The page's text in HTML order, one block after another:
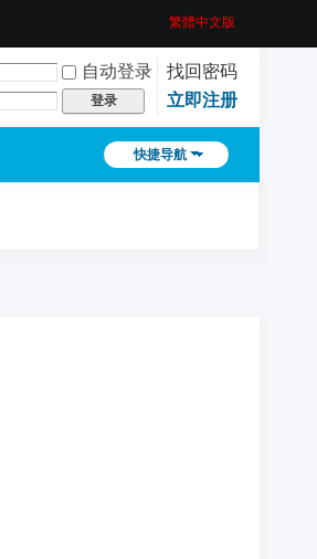
繁體中文版
自动登录
找回密码
登录 立即注册
快捷导航